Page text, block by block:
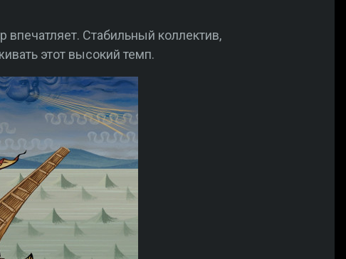
Стабильный коллектив,
этот высокий темп.